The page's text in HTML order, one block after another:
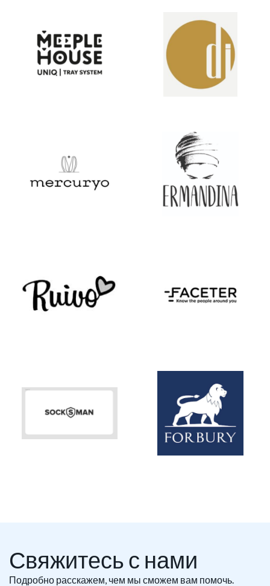
Свяжитесь с нами
Подробно расскажем, чем мы сможем вам помочь.